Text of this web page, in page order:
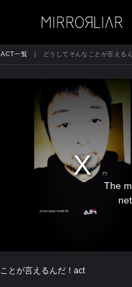
ACT一覧 どうしてそんなことが言える
The
とが言えるんだ！act